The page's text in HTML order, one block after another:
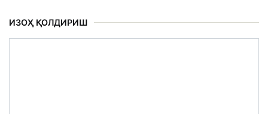
ИЗОҲ ҚОЛДИРИШ